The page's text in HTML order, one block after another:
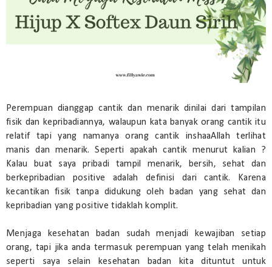
Perempuan dianggap cantik dan menarik dinilai dari tampilan
fisik dan kepribadiannya, walaupun kata banyak orang cantik itu
relatif tapi yang namanya orang cantik inshaaAllah terlihat
manis dan menarik. Seperti apakah cantik menurut kalian ?
Kalau buat saya pribadi tampil menarik, bersih, sehat dan
berkepribadian positive adalah definisi dari cantik. Karena
kecantikan fisik tanpa didukung oleh badan yang sehat dan
kepribadian yang positive tidaklah komplit.
Menjaga kesehatan badan sudah menjadi kewajiban setiap
orang, tapi jika anda termasuk perempuan yang telah menikah
seperti saya selain kesehatan badan kita dituntut untuk